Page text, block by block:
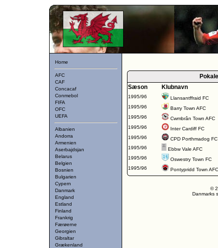
Home
AFC
CAF
Concacaf
Conmebol
FIFA
OFC
UEFA
Albanien
Andorra
Armenien
Aserbajdsjan
Belarus
Belgien
Bosnien
Bulgarien
Cypern
Danmark
England
Estland
Finland
Frankrig
Færøerne
Georgien
Gibraltar
Grækenland
Sæson
Klubnavn
1995/96
Llansantffraid FC
1995/96
Barry Town AFC
1995/96
Cwmbrân Town AFC
1995/96
Inter Cardiff FC
1995/96
CPD Porthmadog FC
1995/96
Ebbw Vale AFC
1995/96
Oswestry Town FC
1995/96
Pontypridd Town AFC
©
Danmarks